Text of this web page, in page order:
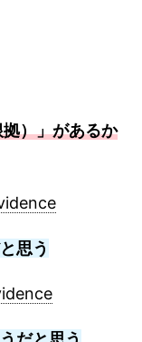
）」があるか
思う